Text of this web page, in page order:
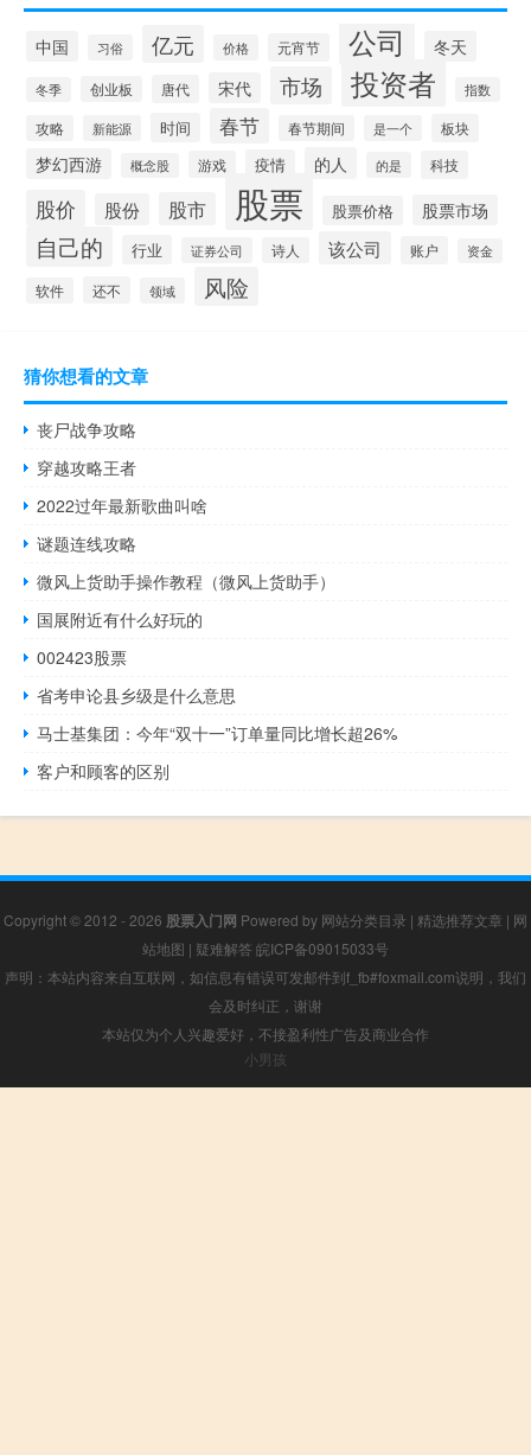
中国 习俗 亿元 价格 元宵节 公司 冬天
冬季 创业板 唐代 宋代 市场 投资者 指数
攻略 新能源 时间 春节 春节期间 是一个 板块
梦幻西游 概念股 游戏 疫情 的人 的是 科技
股价 股份 股市 股票 股票价格 股票市场
自己的 行业 证券公司 诗人 该公司 账户 资金
软件 还不 领域 风险
猜你想看的文章
丧尸战争攻略
穿越攻略王者
2022过年最新歌曲叫啥
谜题连线攻略
微风上货助手操作教程（微风上货助手）
国展附近有什么好玩的
002423股票
省考申论县乡级是什么意思
马士基集团：今年“双十一”订单量同比增长超26%
客户和顾客的区别
Copyright © 2012 - 2026 股票入门网 Powered by 网站分类目录 | 精选推荐文章 | 网
站地图 | 疑难解答 皖ICP备09015033号
声明：本站内容来自互联网，如信息有错误可发邮件到f_fb#foxmail.com说明，我们
会及时纠正，谢谢
本站仅为个人兴趣爱好，不接盈利性广告及商业合作
小男孩